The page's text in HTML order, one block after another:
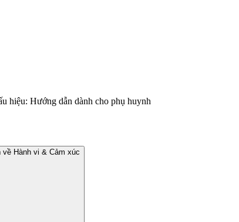
hiệu: Hướng dẫn dành cho phụ huynh
Hành vi & Cảm xúc